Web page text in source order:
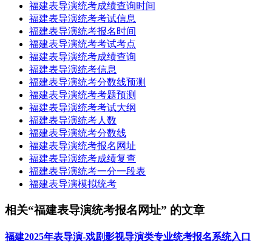
福建表导演统考成绩查询时间
福建表导演统考考试信息
福建表导演统考报名时间
福建表导演统考考试考点
福建表导演统考成绩查询
福建表导演统考信息
福建表导演统考分数线预测
福建表导演统考考题预测
福建表导演统考考试大纲
福建表导演统考人数
福建表导演统考分数线
福建表导演统考报名网址
福建表导演统考成绩复查
福建表导演统考一分一段表
福建表导演模拟统考
相关“福建表导演统考报名网址” 的文章
福建2025年表导演-戏剧影视导演类专业统考报名系统入口